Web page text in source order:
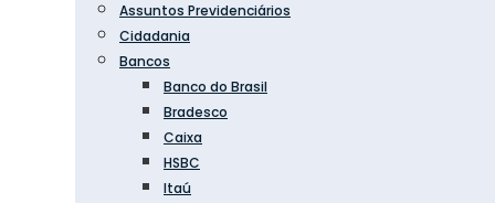
Assuntos Previdenciários
Cidadania
Bancos
Banco do Brasil
Bradesco
Caixa
HSBC
Itaú